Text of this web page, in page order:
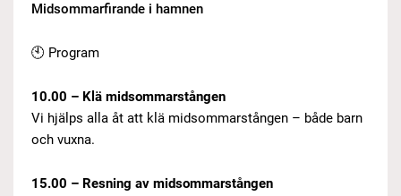
Midsommarfirande i hamnen
🕙 Program
10.00 – Klä midsommarstången
Vi hjälps alla åt att klä midsommarstången – både barn
och vuxna.
15.00 – Resning av midsommarstången